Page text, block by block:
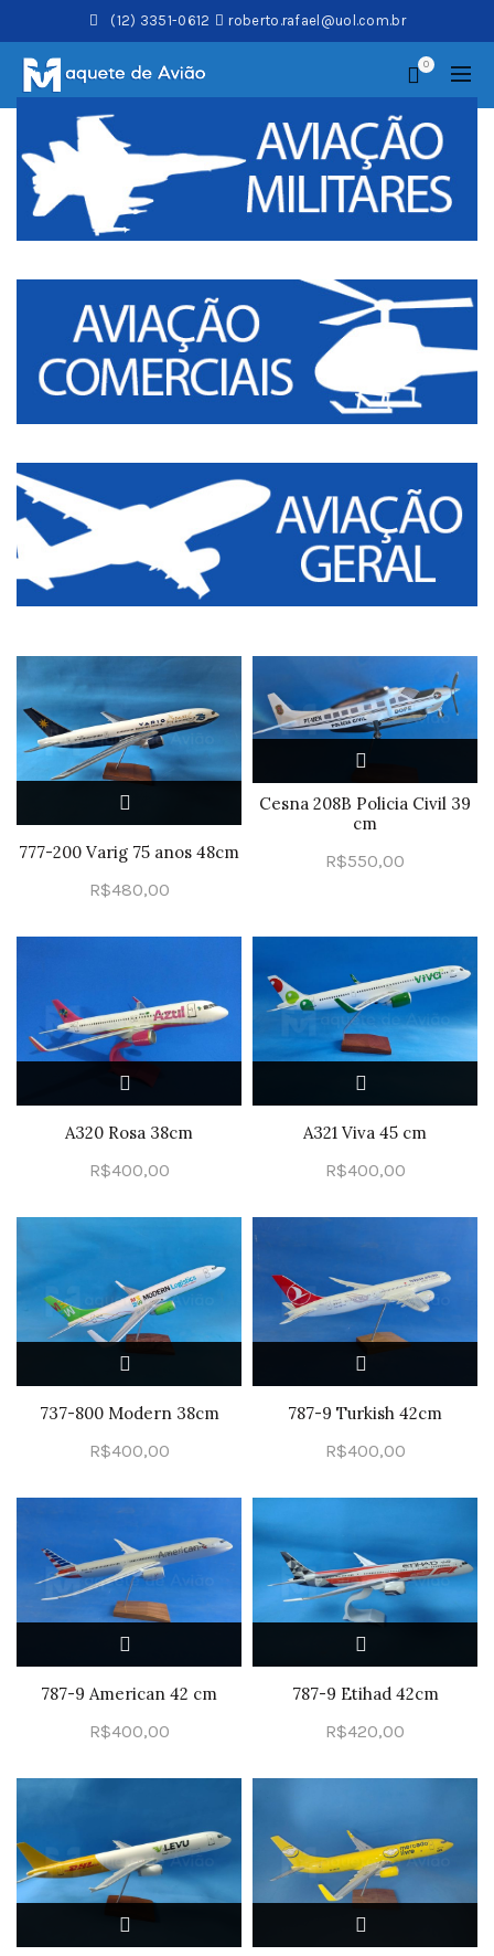
(12) 3351-0612 roberto.rafael@uol.com.br
0
777-200 Varig 75 anos 48cm
R$480,00
Cesna 208B Policia Civil 39
cm
R$550,00
A320 Rosa 38cm
R$400,00
A321 Viva 45 cm
R$400,00
737-800 Modern 38cm
R$400,00
787-9 Turkish 42cm
R$400,00
787-9 American 42 cm
R$400,00
787-9 Etihad 42cm
R$420,00